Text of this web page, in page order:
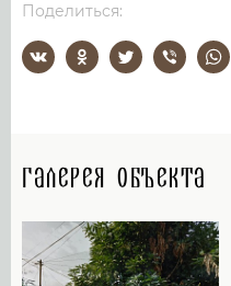
Поделиться:
Галерея объекта